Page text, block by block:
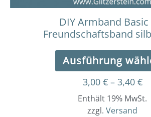
DIY Armband Basic
Freundschaftsband
Ausführung
3,00 € – 3,40 €
Enthält 19% MwSt.
zzgl. Versand